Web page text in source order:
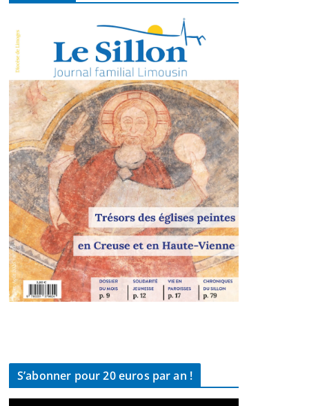
S’abonner pour 20 euros par an !